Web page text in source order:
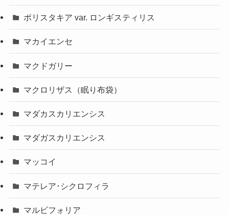
ポリスタキア var. ロンギスティリス
マカイエンセ
マクドガリー
マクロリザス（眠り布袋）
マダカスカリエンシス
マダガスカリエンシス
マッコイ
マテレア･シクロフィラ
マルビフォリア